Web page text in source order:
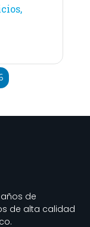
,
de
de alta calidad